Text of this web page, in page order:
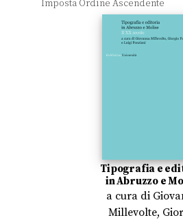
Tipografia e
in Abruzzo e
a cura di
Millevolte,